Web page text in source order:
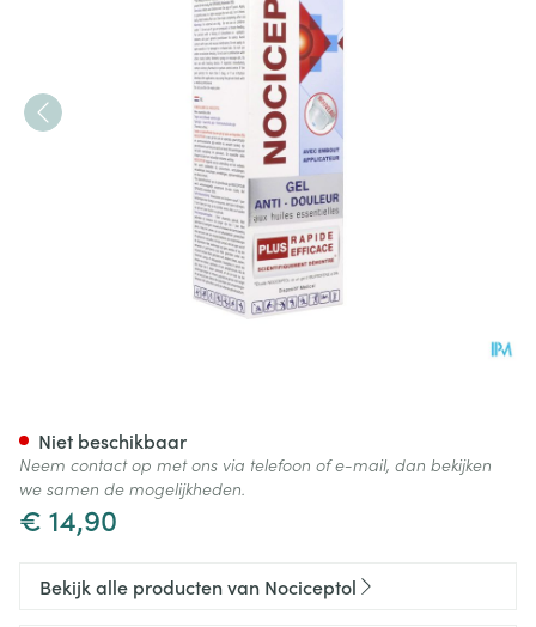
€ 14,90
Niet beschikbaar
Neem contact op met ons via telefoon of e-mail, dan bekijken
we samen de mogelijkheden.
Bekijk alle producten van Nociceptol